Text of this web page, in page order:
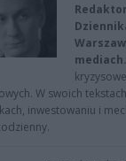
mediach.
W swoich
inwestowaniu i